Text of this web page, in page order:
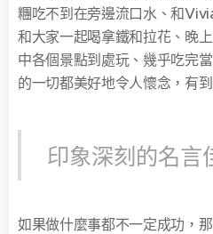
糰吃不到在旁邊流口水、和
和大家一起喝拿鐵和拉花、晚
中各個景點到處玩、幾乎吃完
的一切都美好地令人懷念，有
印象深刻的名言
如果做什麼事都不一定成功，